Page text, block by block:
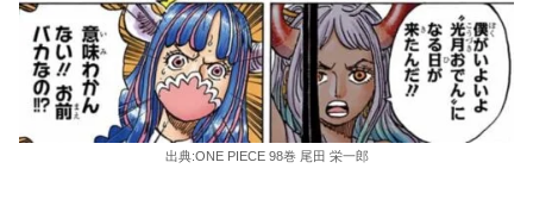
出典:ONE PIECE 98巻 尾田 栄一郎